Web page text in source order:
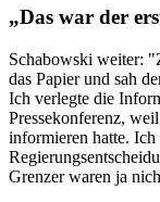
„Das war der
Schabowski weiter:
das Papier und sah
Ich verlegte die
Pressekonferenz,
informieren hatte. Ich
Grenzer waren ja